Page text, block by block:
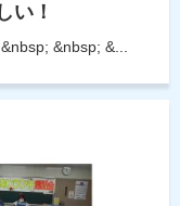
い！
&nbsp; &...